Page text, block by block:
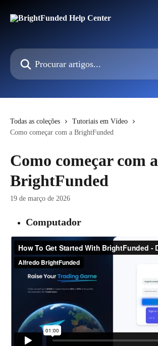
Procurar artigos...
Todas as coleções
Tutoriais em Vídeo
Como começar com a BrightFunded
Como começar com a
BrightFunded
19 de março de 2026
Computador